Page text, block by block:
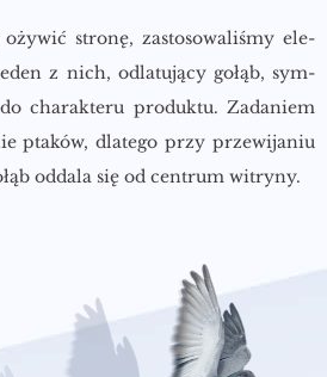
stro­nę, za­sto­so­wa­li­śmy ele­
z nich, od­la­tu­ją­cy gołąb, sym­
cha­rak­te­ru pro­duk­tu. Za­da­niem
pta­ków, dla­te­go przy prze­wi­ja­niu
od­da­la się od cen­trum wi­try­ny.